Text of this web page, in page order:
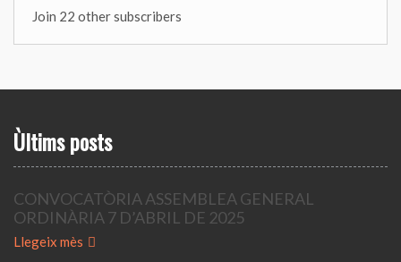
Join 22 other subscribers
Ùltims posts
CONVOCATÒRIA ASSEMBLEA GENERAL
ORDINÀRIA 7 D’ABRIL DE 2025
Llegeix mès